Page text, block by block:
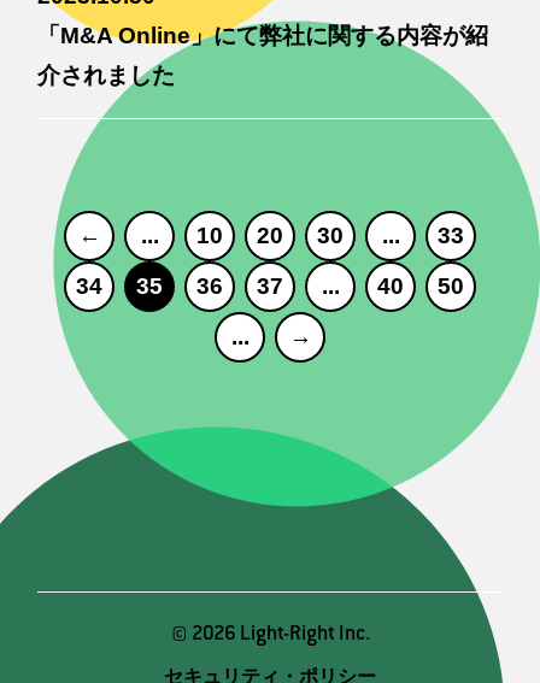
「M&A Online」にて弊社に関する内容が紹
介されました
← ... 10 20 30 ...
33
34
35 36 37 ... 40
50
...
→
© 2026 Light-Right Inc.
セキュリティ・ポリシー